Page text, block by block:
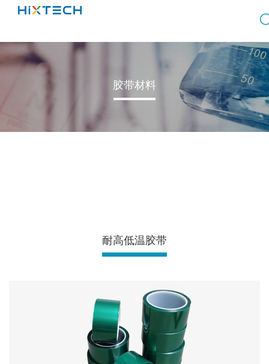
胶带材料
耐高低温胶带